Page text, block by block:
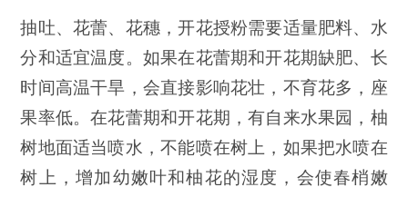
抽吐、花蕾、花穗，开花授粉需要适量肥料、水
分和适宜温度。如果在花蕾期和开花期缺肥、长
时间高温干旱，会直接影响花壮，不育花多，座
果率低。在花蕾期和开花期，有自来水果园，柚
树地面适当喷水，不能喷在树上，如果把水喷在
树上，增加幼嫩叶和柚花的湿度，会使春梢嫩